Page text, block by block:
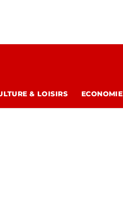
& LOISIRS ECONOMIE